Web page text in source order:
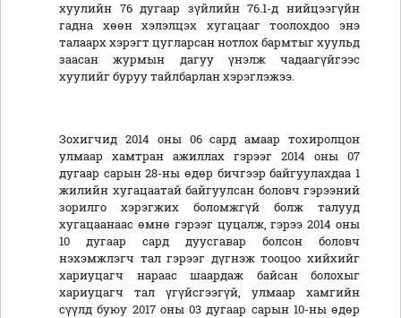
хуулийн 76 дугаар зүйлийн 76.1-д нийцээгүйн
гадна хөөн хэлэлцэх хугацааг тоолохдоо энэ
талаарх хэрэгт цугларсан нотлох бармтыг хуульд
заасан журмын дагуу үнэлж чадаагүйгээс
хуулийг буруу тайлбарлан хэрэглэжээ.
Зохигчид 2014 оны 06 сард амаар тохиролцон
улмаар хамтран ажиллах гэрээг 2014 оны 07
дугаар сарын 28-ны өдөр бичгээр байгуулахдаа 1
жилийн хугацаатай байгуулсан боловч гэрээний
зорилго хэрэгжих боломжгүй болж талууд
хугацаанаас өмнө гэрээг цуцалж, гэрээ 2014 оны
10 дугаар сард дуусгавар болсон боловч
нэхэмжлэгч тал гэрээг дүгнэж тооцоо хийхийг
хариуцагч нараас шаардаж байсан болохыг
хариуцагч тал үгүйсгээгүй, улмаар хамгийн
сүүлд буюу 2017 оны 03 дугаар сарын 10-ны өдөр